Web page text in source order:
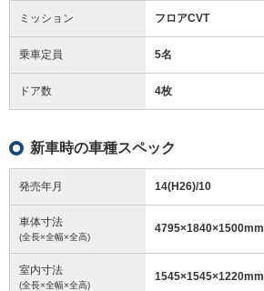
ミッション フロアCVT
乗車定員 5名
ドア数 4枚
新車時の車種スペック
発売年月 14(H26)/10
車体寸法
(全長×全幅×全高)
4795×1840×1500mm
室内寸法
(全長×全幅×全高)
1545×1545×1220mm